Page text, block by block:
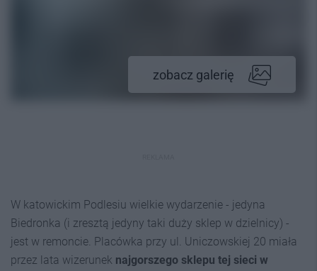
zobacz galerię
W katowickim Podlesiu wielkie wydarzenie - jedyna
Biedronka (i zresztą jedyny taki duży sklep w dzielnicy) -
jest w remoncie. Placówka przy ul. Uniczowskiej 20 miała
przez lata wizerunek najgorszego sklepu tej sieci w